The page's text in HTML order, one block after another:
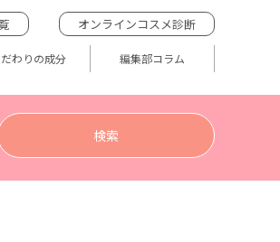
オンラインコスメ診断
だわりの成分 編集部コラム